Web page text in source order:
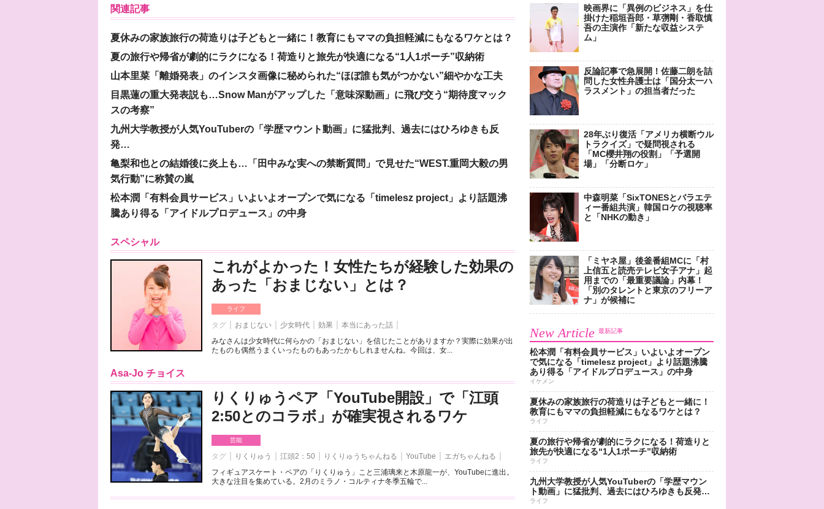
関連記事
夏休みの家族旅行の荷造りは子どもと一緒に！教育にもママの負担軽減にもなるワケとは？
夏の旅行や帰省が劇的にラクになる！荷造りと旅先が快適になる“1人1ポーチ”収納術
山本里菜「離婚発表」のインスタ画像に秘められた“ほぼ誰も気がつかない”細やかな工夫
目黒蓮の重大発表説も…Snow Manがアップした「意味深動画」に飛び交う“期待度マック
スの考察”
九州大学教授が人気YouTuberの「学歴マウント動画」に猛批判、過去にはひろゆきも反
発…
亀梨和也との結婚後に炎上も…「田中みな実への禁断質問」で見せた“WEST.重岡大毅の男
気行動”に称賛の嵐
松本潤「有料会員サービス」いよいよオープンで気になる「timelesz project」より話題沸
騰あり得る「アイドルプロデュース」の中身
スペシャル
これがよかった！女性たちが経験した効果の
あった「おまじない」とは？
ライフ
タグ おまじない 少女時代 効果
本当にあった話
みなさんは少女時代に何らかの「おまじない」を信じたことがありますか？実際に効果が出
たものも偶然うまくいったものもあったかもしれませんね。今回は、女...
Asa-Jo チョイス
りくりゅうペア「YouTube開設」で「江頭
2:50とのコラボ」が確実視されるワケ
芸能
タグ りくりゅう 江頭2：50 りくりゅうちゃんねる YouTube
エガちゃんねる
フィギュアスケート・ペアの「りくりゅう」こと三浦璃来と木原龍一が、YouTubeに進出。
大きな注目を集めている。2月のミラノ・コルティナ冬季五輪で...
映画界に「異例のビジネス」を仕
掛けた稲垣吾郎・草彅剛・香取慎
吾の主演作「新たな収益システ
ム」
反論記事で急展開！佐藤二朗を詰
問した女性弁護士は「国分太一ハ
ラスメント」の担当者だった
28年ぶり復活「アメリカ横断ウル
トラクイズ」で疑問視される
「MC櫻井翔の役割」「予選開
場」「分断ロケ」
中森明菜「SixTONESとバラエテ
ィー番組共演」韓国ロケの視聴率
と「NHKの動き」
「ミヤネ屋」後釜番組MCに「村
上信五と読売テレビ女子アナ」起
用までの「最重要議論」内幕！
「別のタレントと東京のフリーア
ナ」が候補に
New Article 最新記事
松本潤「有料会員サービス」いよいよオープン
で気になる「timelesz project」より話題沸騰
あり得る「アイドルプロデュース」の中身
イケメン
夏休みの家族旅行の荷造りは子どもと一緒に！
教育にもママの負担軽減にもなるワケとは？
ライフ
夏の旅行や帰省が劇的にラクになる！荷造りと
旅先が快適になる“1人1ポーチ”収納術
ライフ
九州大学教授が人気YouTuberの「学歴マウン
ト動画」に猛批判、過去にはひろゆきも反発…
ライフ